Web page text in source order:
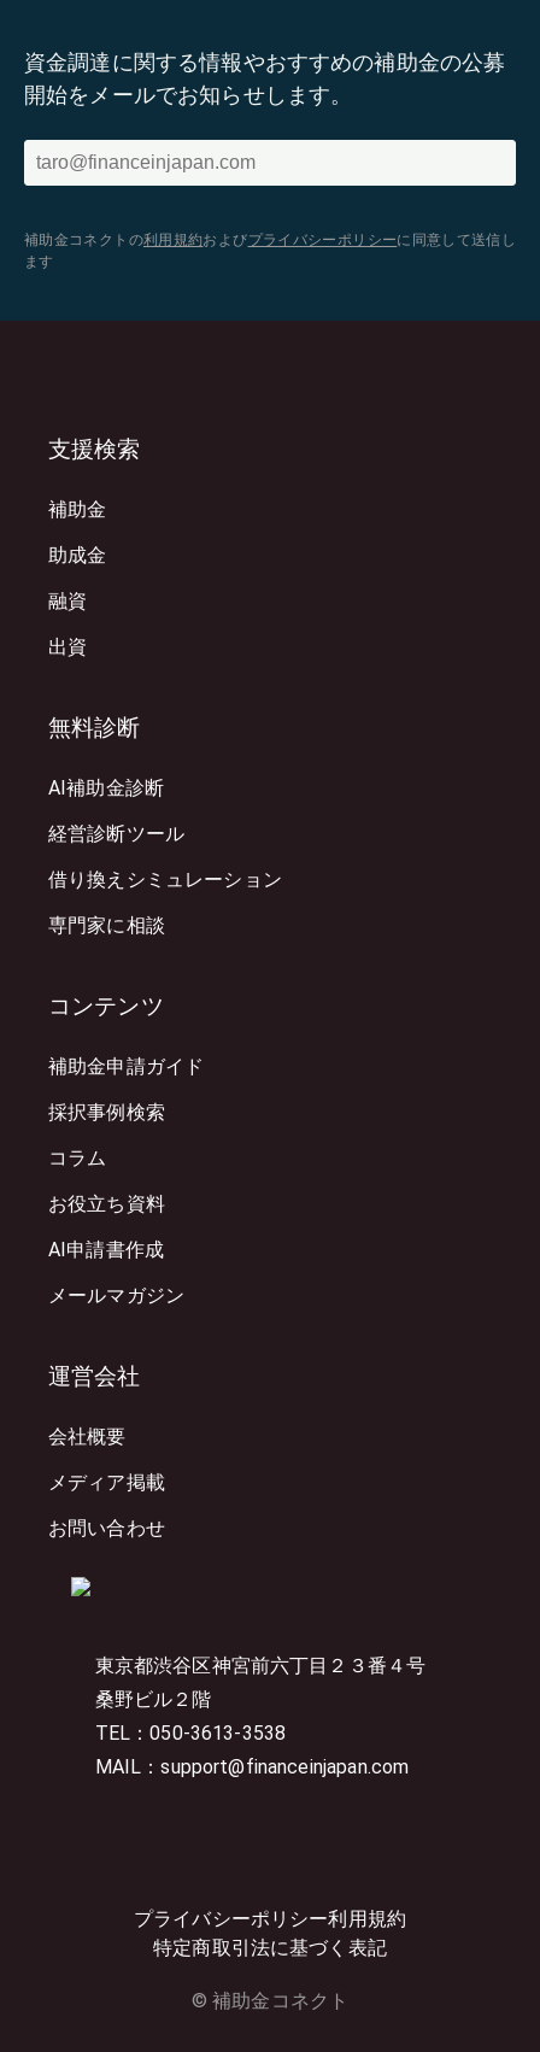
資金調達に関する情報やおすすめの補助金の公募
開始をメールでお知らせします。
補助金コネクトの利用規約およびプライバシーポリシーに同意して送信し
ます
東京都渋谷区神宮前六丁目２３番４号
桑野ビル２階
TEL：050-3613-3538
MAIL：support@financeinjapan.com
プライバシーポリシー利用規約
特定商取引法に基づく表記
© 補助金コネクト
支援検索
補助金
助成金
融資
出資
無料診断
AI補助金診断
経営診断ツール
借り換えシミュレーション
専門家に相談
コンテンツ
補助金申請ガイド
採択事例検索
コラム
お役立ち資料
AI申請書作成
メールマガジン
運営会社
会社概要
メディア掲載
お問い合わせ